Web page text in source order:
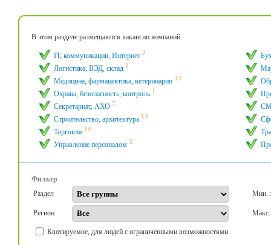
В этом разделе размещаются вакансии компаний.
IT, коммуникации, Интернет 2
Логистика, ВЭД, склад 1
Медицина, фармацевтика, ветеринария 33
Охрана, безопасность, контроль 1
Секретариат, АХО 7
Строительство, архитектура 14
Торговля 14
Управление персоналом 3
Фильтр
Раздел
Мин.
Регион Макс.
Квотируемое, для людей с ограниченными возможностями